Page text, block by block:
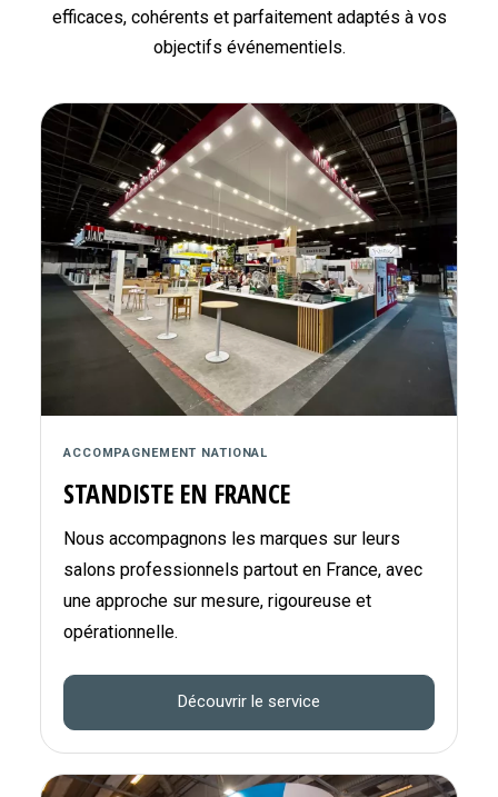
efficaces, cohérents et parfaitement adaptés à vos
objectifs événementiels.
ACCOMPAGNEMENT NATIONAL
STANDISTE EN FRANCE
Nous accompagnons les marques sur leurs
salons professionnels partout en France, avec
une approche sur mesure, rigoureuse et
opérationnelle.
Découvrir le service